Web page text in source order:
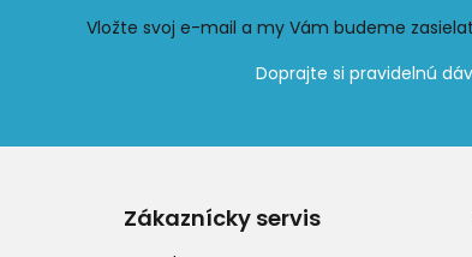
Vložte svoj e-mail a my Vám budeme
Zákaznícky servis